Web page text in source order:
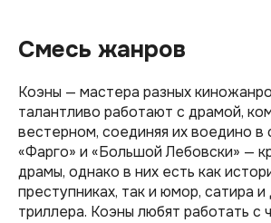
Смесь жанров
Коэны — мастера разных
талантливо работают с драмой,
вестерном, соединяя их воедино в
«Фарго» и «Большой Лебовски» —
драмы, однако в них есть как
преступниках, так и юмор, сатира
триллера. Коэны любят работать с